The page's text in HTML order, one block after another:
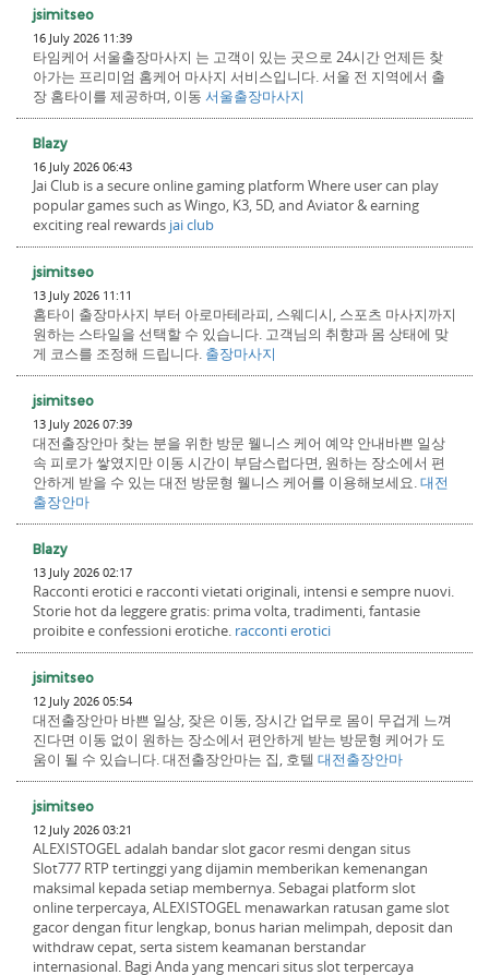
jsimitseo
16 July 2026 11:39
타임케어 서울출장마사지 는 고객이 있는 곳으로 24시간 언제든 찾
아가는 프리미엄 홈케어 마사지 서비스입니다. 서울 전 지역에서 출
장 홈타이를 제공하며, 이동 서울출장마사지
Blazy
16 July 2026 06:43
Jai Club is a secure online gaming platform Where user can play
popular games such as Wingo, K3, 5D, and Aviator & earning
exciting real rewards jai club
jsimitseo
13 July 2026 11:11
홈타이 출장마사지 부터 아로마테라피, 스웨디시, 스포츠 마사지까지
원하는 스타일을 선택할 수 있습니다. 고객님의 취향과 몸 상태에 맞
게 코스를 조정해 드립니다. 출장마사지
jsimitseo
13 July 2026 07:39
대전출장안마 찾는 분을 위한 방문 웰니스 케어 예약 안내바쁜 일상
속 피로가 쌓였지만 이동 시간이 부담스럽다면, 원하는 장소에서 편
안하게 받을 수 있는 대전 방문형 웰니스 케어를 이용해보세요.대전
출장안마
Blazy
13 July 2026 02:17
Racconti erotici e racconti vietati originali, intensi e sempre nuovi.
Storie hot da leggere gratis: prima volta, tradimenti, fantasie
proibite e confessioni erotiche. racconti erotici
jsimitseo
12 July 2026 05:54
대전출장안마 바쁜 일상, 잦은 이동, 장시간 업무로 몸이 무겁게 느껴
진다면 이동 없이 원하는 장소에서 편안하게 받는 방문형 케어가 도
움이 될 수 있습니다. 대전출장안마는 집, 호텔 대전출장안마
jsimitseo
12 July 2026 03:21
ALEXISTOGEL adalah bandar slot gacor resmi dengan situs
Slot777 RTP tertinggi yang dijamin memberikan kemenangan
maksimal kepada setiap membernya. Sebagai platform slot
online terpercaya, ALEXISTOGEL menawarkan ratusan game slot
gacor dengan fitur lengkap, bonus harian melimpah, deposit dan
withdraw cepat, serta sistem keamanan berstandar
internasional. Bagi Anda yang mencari situs slot terpercaya